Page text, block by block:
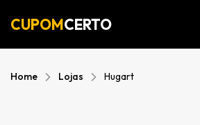
CUPOMCERTO
Home Lojas Hugart